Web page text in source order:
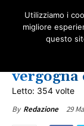
ULTIME NOTIZIE
Heysel,
vergogna
Letto: 354 volte
By Redazione 29
Utilizziamo i
migliore
questo